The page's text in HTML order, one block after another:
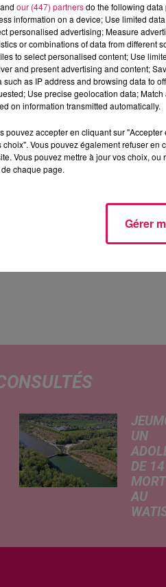
depuis le 23 juillet 2015.
III, il avait 47 ans au
Cindy avait alors
St Quentin, sans jamais
pour sa santé, déjà fragile au
de son père :
sociaux, comme une
UN
DE
AU
lundi
our (447) partnersdo the following
information on a device; Use limited
personalised advertising; Measure
or combinations of data from different
to select personalised content; Use
and present advertising and content;
such as IP address and browsing data to
Use precise geolocation data;
on information transmitted automatically.
pouvez accepter en cliquant sur
choix". Vous pouvez également refuser
Vous pouvez mettre à jour vos choix,
chaque page.
Gérer